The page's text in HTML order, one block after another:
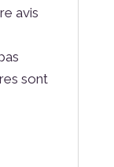
avis
sont